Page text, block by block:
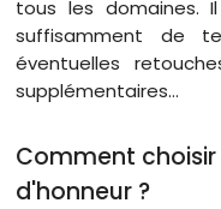
tous les domaines.
suffisamment de
éventuelles
supplémentaires…
Comment
d'honneur ?